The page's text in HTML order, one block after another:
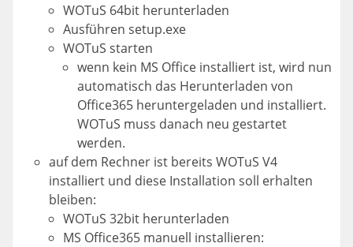
WOTuS 64bit herunterladen
Ausführen setup.exe
WOTuS starten
wenn kein MS Office installiert ist, wird nun
automatisch das Herunterladen von
Office365 heruntergeladen und installiert.
WOTuS muss danach neu gestartet
werden.
auf dem Rechner ist bereits WOTuS V4
installiert und diese Installation soll erhalten
bleiben:
WOTuS 32bit herunterladen
MS Office365 manuell installieren: